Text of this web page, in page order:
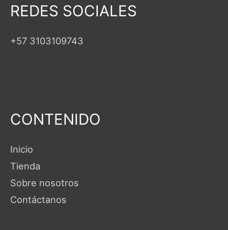
REDES SOCIALES
+57 3103109743
CONTENIDO
Inicio
Tienda
Sobre nosotros
Contáctanos